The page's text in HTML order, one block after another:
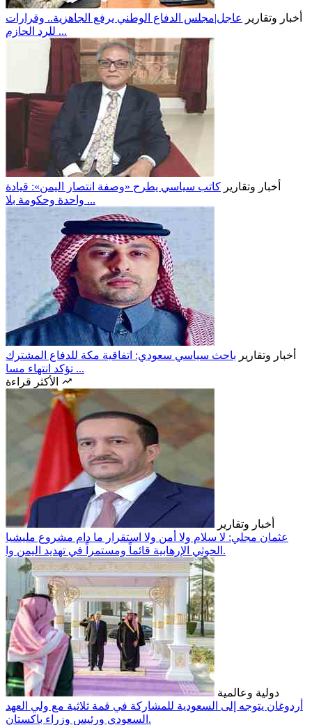
أخبار وتقارير
عاجل|مجلس الدفاع الوطني يرفع الجاهزية.. وقرارات
للرد الحازم ...
أخبار وتقارير كاتب سياسي يطرح «وصفة انتصار اليمن»: قيادة
واحدة وحكومة بلا ...
أخبار وتقارير باحث سياسي سعودي: اتفاقية مكة للدفاع المشترك
تؤكد انتهاء مسا ...
أخبار وتقارير
عثمان مجلي: لا سلام ولا أمن ولا استقرار ما دام مشروع مليشيا
الحوثي الإرهابية قائماً ومستمراً في تهديد اليمن وا.
دولية وعالمية
أردوغان يتوجه إلى السعودية للمشاركة في قمة ثلاثية مع ولي العهد
السعودي ورئيس وزراء باكستان.